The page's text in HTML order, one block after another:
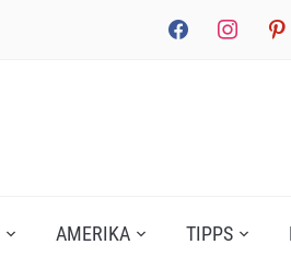
facebookinstagram
AMERIKA TIPPS